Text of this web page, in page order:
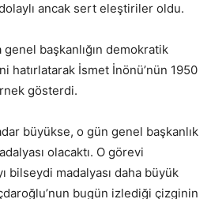
ancak sert eleştiriler oldu.
başkanlığın demokratik
hatırlatarak İsmet İnönü’nün 1950
gösterdi.
büyükse, o gün genel başkanlık
olacaktı. O görevi
bilseydi madalyası daha büyük
bugün izlediği çizginin